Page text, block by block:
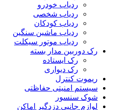
ردیاب خودرو
ردیاب شخصی
ردیاب کودکان
ردیاب ماشین سنگین
ردیاب موتور سیکلت
رک دوربین مدار بسته
رک ایستاده
رک دیواری
ریموت کنترل
سیستم امنیتی حفاظتی
شوک سنسور
لوازم جانبی دزدگیر اماکن